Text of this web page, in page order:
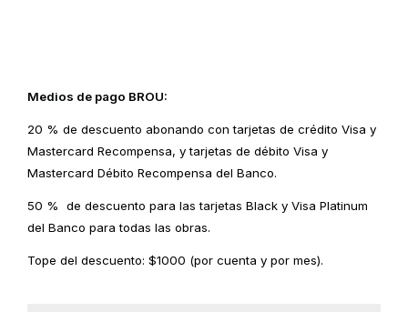
Medios de pago BROU:
20 % de descuento abonando con tarjetas de crédito Visa y
Mastercard Recompensa, y tarjetas de débito Visa y
Mastercard Débito Recompensa del Banco.
50 % de descuento para las tarjetas Black y Visa Platinum
del Banco para todas las obras.
Tope del descuento: $1000 (por cuenta y por mes).